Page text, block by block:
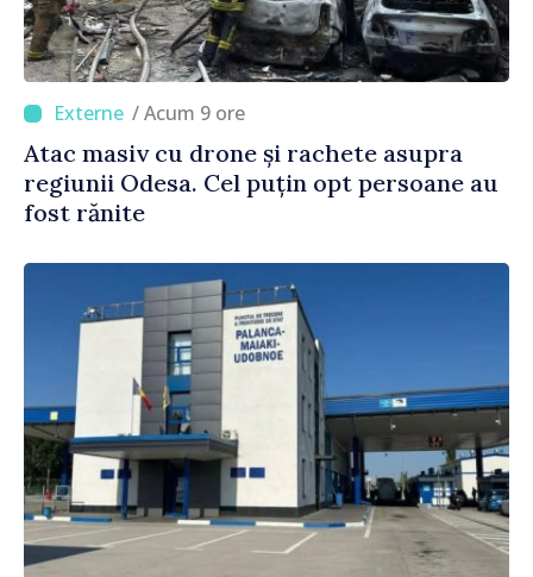
/ Acum 9 ore
Atac masiv cu drone și rachete asupra
regiunii Odesa. Cel puțin opt persoane au
fost rănite